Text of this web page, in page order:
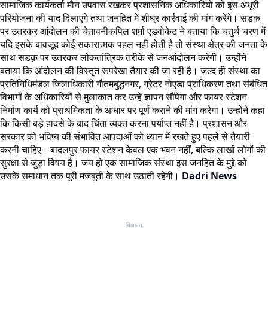
सामाजिक कार्यकर्ता मौन उपवास रखकर प्रशासनिक अधिकारियों को इस अधूरी
परियोजना की याद दिलाएंगे तथा जनहित में शीघ्र कार्रवाई की मांग करेंगे। सडक़
पर उतरकर आंदोलन की चेतावनीकपिल शर्मा एडवोकेट ने बताया कि चतुर्थ चरण में
यदि इसके बावजूद कोई सकारात्मक पहल नहीं होती है तो संस्था क्षेत्र की जनता के
साथ सडक़ पर उतरकर लोकतांत्रिक तरीके से जनआंदोलन करेगी। उन्होंने
बताया कि आंदोलन की विस्तृत रूपरेखा तैयार की जा रही है। जल्द ही संस्था का
प्रतिनिधिमंडल जिलाधिकारी गौतमबुद्धनगर, ग्रेटर नोएडा प्राधिकरण तथा संबंधित
विभागों के अधिकारियों से मुलाकात कर उन्हें ज्ञापन सौंपेगा और फायर स्टेशन
निर्माण कार्य को प्राथमिकता के आधार पर पूर्ण कराने की मांग करेगा। उन्होंने कहा
कि किसी बड़े हादसे के बाद चिंता व्यक्त करना पर्याप्त नहीं है। प्रशासन और
सरकार को भविष्य की संभावित आपदाओं को ध्यान में रखते हुए पहले से तैयारी
करनी चाहिए। बादलपुर फायर स्टेशन केवल एक भवन नहीं, बल्कि लाखों लोगों की
सुरक्षा से जुड़ा विषय है। जय हो एक सामाजिक संस्था इस जनहित के मुद्दे को
उसके समाधान तक पूरी मजबूती के साथ उठाती रहेगी। Dadri News
विज्ञापन